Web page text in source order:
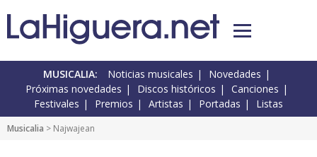
MUSICALIA: Noticias musicales
Novedades
Próximas novedades
Discos históricos
Canciones
Festivales
Premios Artistas Portadas Listas
Musicalia > Najwajean